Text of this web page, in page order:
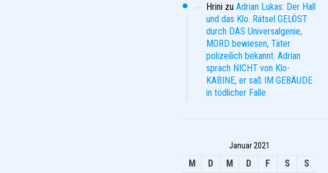
Hrini zuAdrian Lukas: Der Hall
und das Klo. Rätsel GELÖST
durch DAS Universalgenie,
MORD bewiesen, Täter
polizeilich bekannt. Adrian
sprach NICHT von Klo-
KABINE, er saß IM GEBÄUDE
in tödlicher Falle
Januar 2021
M D M D F S
S